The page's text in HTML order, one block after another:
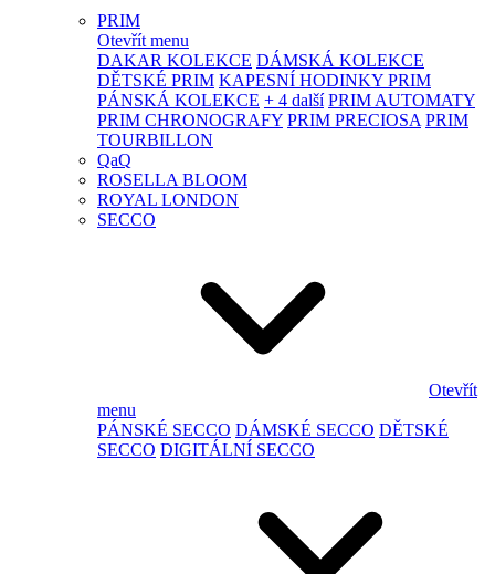
PRIM
Otevřít menu
DAKAR KOLEKCE DÁMSKÁ KOLEKCE
DĚTSKÉ PRIM KAPESNÍ HODINKY PRIM
PÁNSKÁ KOLEKCE + 4 další PRIM AUTOMATY
PRIM CHRONOGRAFY PRIM PRECIOSA PRIM
TOURBILLON
QaQ
ROSELLA BLOOM
ROYAL LONDON
SECCO
Otevřít
menu
PÁNSKÉ SECCO DÁMSKÉ SECCO DĚTSKÉ
SECCO DIGITÁLNÍ SECCO